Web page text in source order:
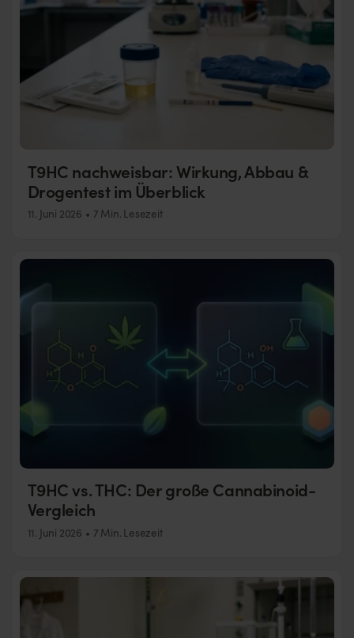
T9HC nachweisbar: Wirkung, Abbau &
Drogentest im Überblick
11. Juni 2026 7 Min. Lesezeit
T9HC vs. THC: Der große Cannabinoid-
Vergleich
11. Juni 2026 7 Min. Lesezeit